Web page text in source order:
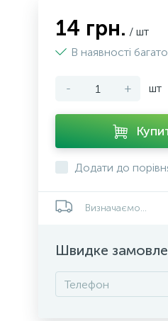
14 грн. / шт
В наявності багато
- + шт
Додати до
Визначаємо...
Швидке